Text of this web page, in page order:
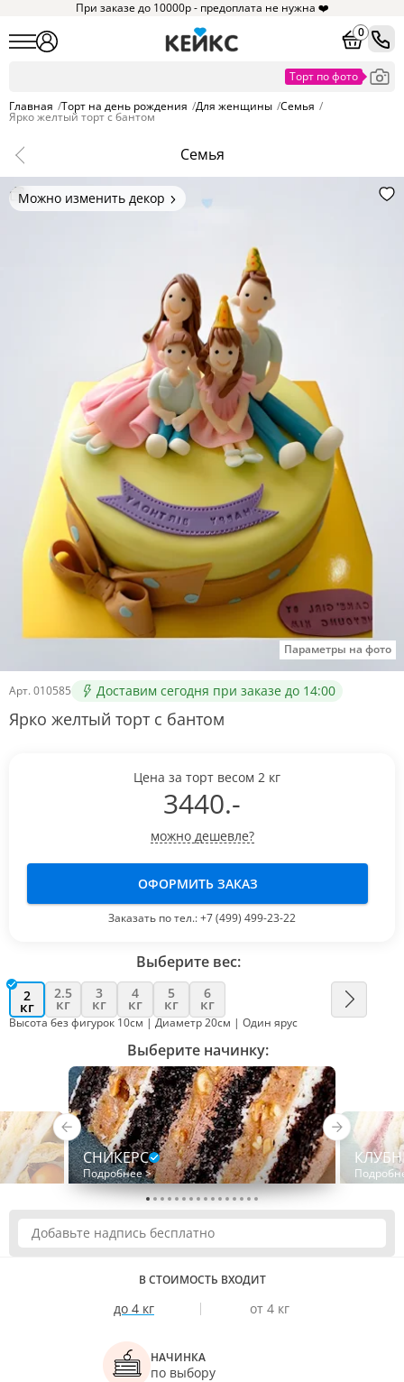
При заказе до 10000р - предоплата не нужна ❤️
0
Главная /Торт на день рождения /Для женщины /Семья /
Ярко желтый торт с бантом
Семья
Можно изменить декор
Цвет покрытия, надписи,
Параметры на фото
Арт. 010585 Доставим сегодня при заказе до 14:00
Ярко желтый торт с бантом
Выберите вес:
2
кг
2.5
кг
3
кг
4
кг
5
кг
6
кг
Высота без фигурок 10см | Диаметр 20см | Один ярус
Выберите начинку:
СНИКЕРС
Подробнее >
Цена за торт весом 2 кг
3440.-
можно дешевле?
ОФОРМИТЬ ЗАКАЗ
Заказать по тел.:+7 (499) 499-23-22
В СТОИМОСТЬ ВХОДИТ
до 4 кг от 4 кг
НАЧИНКА
по выбору